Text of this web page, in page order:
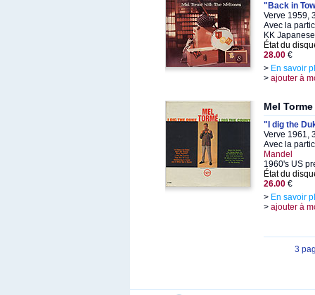
"Back in
Verve 1959,
Avec la
KK
État du
28.00 €
> En savoir
> ajouter à
Mel Torme
"I dig the
Verve 1961,
Avec la
Mandel
1960's US
État du
26.00 €
> En savoir
> ajouter à
3